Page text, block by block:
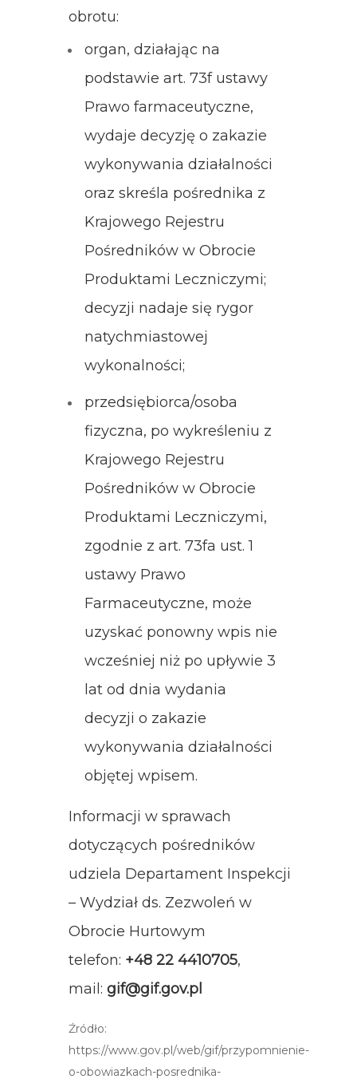
obrotu:
organ, działając na
podstawie art. 73f ustawy
Prawo farmaceutyczne,
wydaje decyzję o zakazie
wykonywania działalności
oraz skreśla pośrednika z
Krajowego Rejestru
Pośredników w Obrocie
Produktami Leczniczymi;
decyzji nadaje się rygor
natychmiastowej
wykonalności;
przedsiębiorca/osoba
fizyczna, po wykreśleniu z
Krajowego Rejestru
Pośredników w Obrocie
Produktami Leczniczymi,
zgodnie z art. 73fa ust. 1
ustawy Prawo
Farmaceutyczne, może
uzyskać ponowny wpis nie
wcześniej niż po upływie 3
lat od dnia wydania
decyzji o zakazie
wykonywania działalności
objętej wpisem.
Informacji w sprawach
dotyczących pośredników
udziela Departament Inspekcji
– Wydział ds. Zezwoleń w
Obrocie Hurtowym
telefon: +48 22 4410705,
mail: gif@gif.gov.pl
Źródło:
https://www.gov.pl/web/gif/przypomnienie-
o-obowiazkach-posrednika-